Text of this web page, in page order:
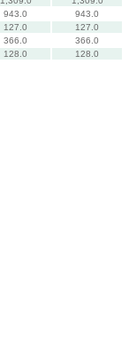
943.0
943.0
127.0
127.0
366.0
366.0
128.0 128.0